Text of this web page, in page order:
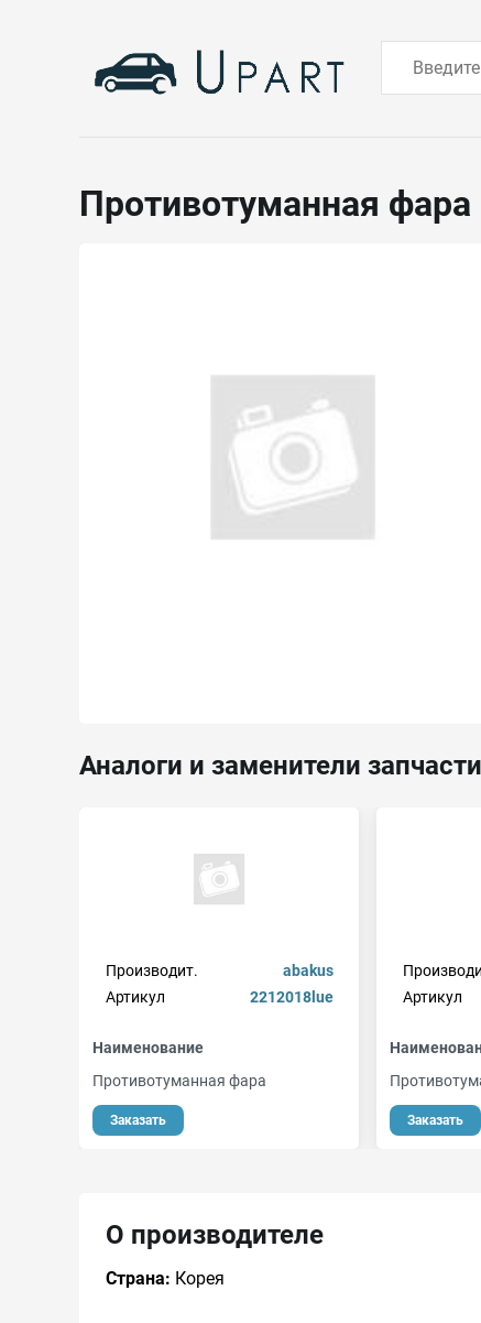
Противотуманная фара
Аналоги и заменители
Производит.
abakus
Артикул
2212018lue
Наименование
Противотуманная фара
Заказать
Артикул
Заказать
О производителе
Страна: Корея